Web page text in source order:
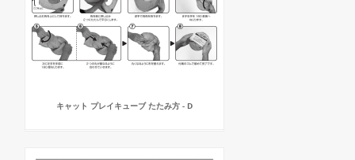
キャット プレイキューブ たたみ方 - D